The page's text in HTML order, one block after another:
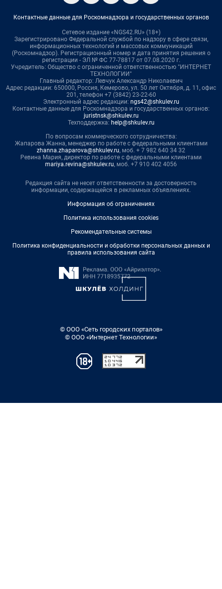
Контактные данные для Роскомнадзора и государственных органов
Сетевое издание «NGS42.RU» (18+)
Зарегистрировано Федеральной службой по надзору в сфере связи,
информационных технологий и массовых коммуникаций
(Роскомнадзор). Регистрационный номер и дата принятия решения о
регистрации - ЭЛ № ФС 77-78817 от 07.08.2020 г.
Учредитель: Общество с ограниченной ответственностью "ИНТЕРНЕТ
ТЕХНОЛОГИИ"
Главный редактор: Левчук Александр Николаевич
Адрес редакции: 650000, Россия, Кемерово, ул. 50 лет Октября, д. 11, офис
201, телефон +7 (3842) 23-22-60
Электронный адрес редакции: ngs42@shkulev.ru
Контактные данные для Роскомнадзора и государственных органов:
juristnsk@shkulev.ru
Техподдержка: help@shkulev.ru
По вопросам коммерческого сотрудничества:
Жапарова Жанна, менеджер по работе с федеральными клиентами
zhanna.zhaparova@shkulev.ru, моб. + 7 982 640 34 32
Ревина Мария, директор по работе с федеральными клиентами
mariya.revina@shkulev.ru, моб. +7 910 402 4056
Редакция сайта не несет ответственности за достоверность
информации, содержащейся в рекламных объявлениях.
Информация об ограничениях
Политика использования cookies
Рекомендательные системы
Политика конфиденциальности и обработки персональных данных и
правила использования сайта
© ООО «Сеть городских порталов»
© ООО «Интернет Технологии»